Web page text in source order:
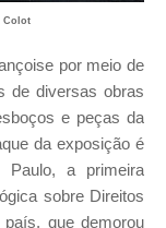
Colot
por meio de
de diversas obras
e peças da
da exposição é
a primeira
sobre Direitos
que demorou